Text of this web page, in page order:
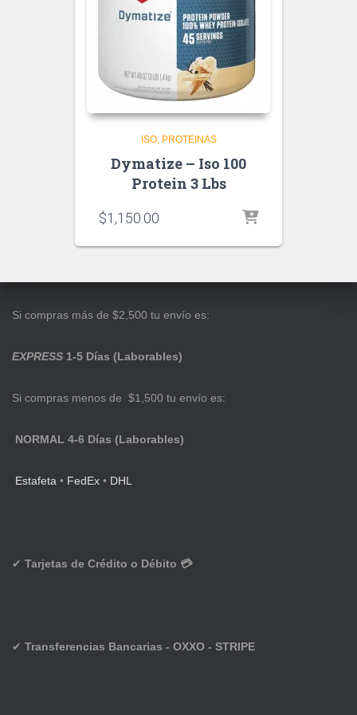
ISO PROTEINAS
Dymatize – Iso 100
Protein 3 Lbs
$1,150.00
Si compras más de $2,500 tu envío es:
EXPRESS 1-5 Días (Laborables)
Si compras menos de $1,500 tu envío es:
NORMAL 4-6 Días (Laborables)
Estafeta • FedEx • DHL
✔ Tarjetas de Crédito o Débito 💳
✔ Transferencias Bancarias - OXXO - STRIPE